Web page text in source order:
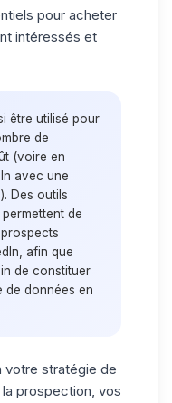
pour acheter
intéressés et
être utilisé pour
de
(voire en
avec une
Des outils
de
afin que
de constituer
de données en
votre stratégie de
prospection, vos